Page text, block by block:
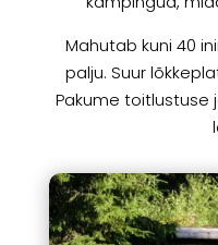
Mahutab kuni 40
palju. Suur
Pakume toitlustuse